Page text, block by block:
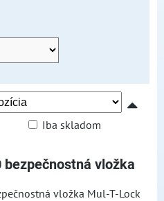
Iba skladom
vložka
vložka Mul-T-Lock